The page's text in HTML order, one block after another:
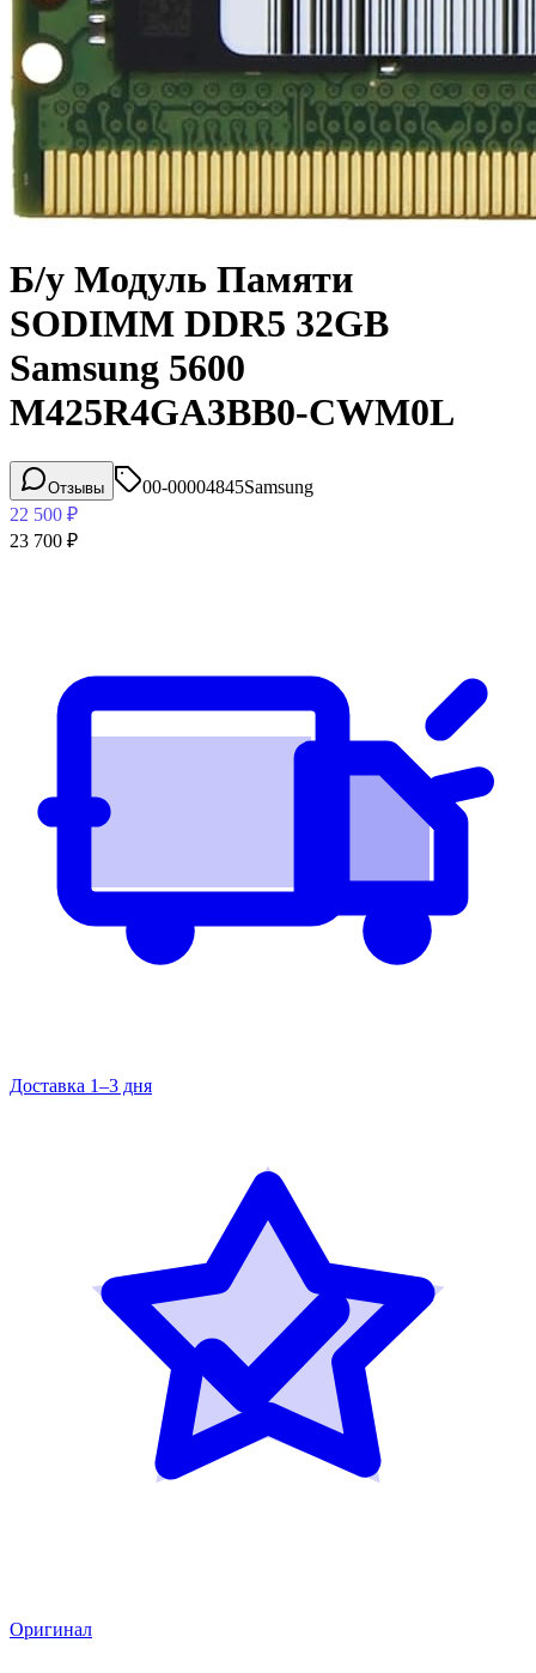
Б/у Модуль Памяти
SODIMM DDR5 32GB
Samsung 5600
M425R4GA3BB0-CWM0L
Отзывы 00-00004845Samsung
22 500 ₽
23 700 ₽
Доставка 1–3 дня
Оригинал